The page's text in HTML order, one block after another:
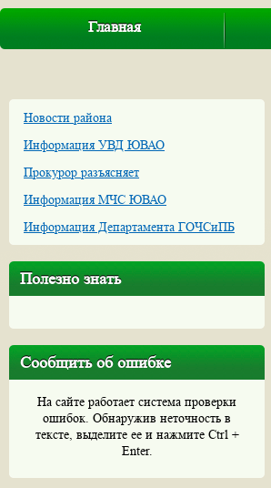
Главная
Новости района
Информация УВД ЮВАО
Прокурор разъясняет
Информация МЧС ЮВАО
Информация Департамента ГОЧСиПБ
Полезно знать
Сообщить об ошибке
На сайте работает система проверки
ошибок. Обнаружив неточность в
тексте, выделите ее и нажмите Ctrl +
Enter.